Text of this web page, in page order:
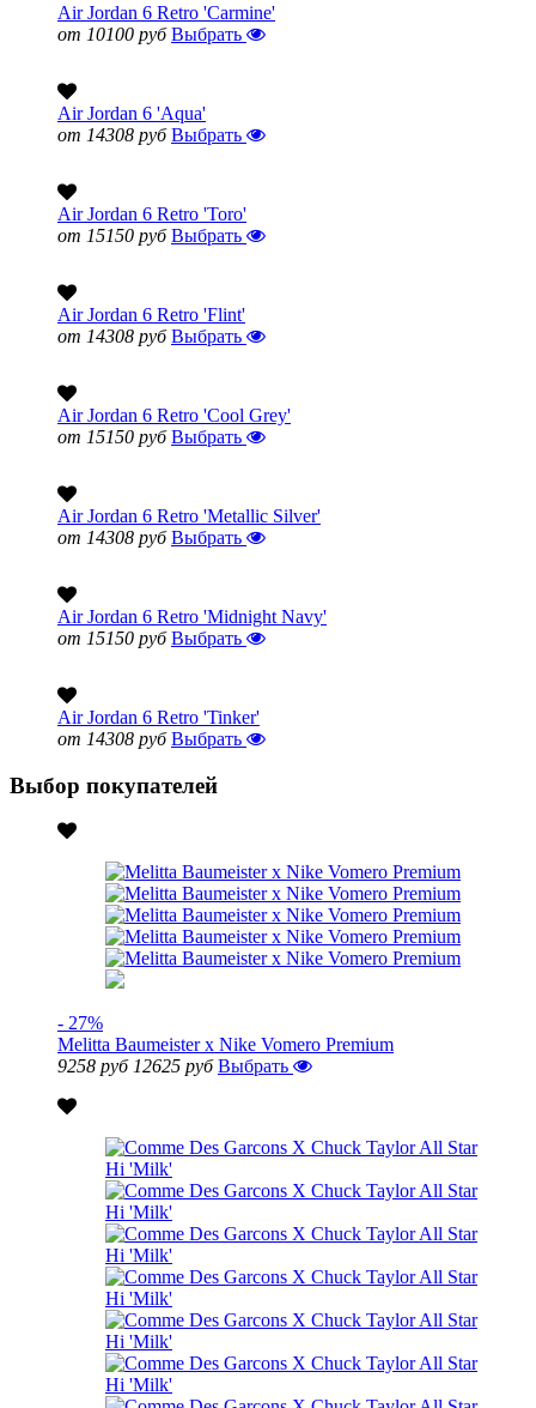
Air Jordan 6 Retro 'Carmine'
от 10100 руб Выбрать
Air Jordan 6 'Aqua'
от 14308 руб Выбрать
Air Jordan 6 Retro 'Toro'
от 15150 руб Выбрать
Air Jordan 6 Retro 'Flint'
от 14308 руб Выбрать
Air Jordan 6 Retro 'Cool Grey'
от 15150 руб Выбрать
Air Jordan 6 Retro 'Metallic Silver'
от 14308 руб Выбрать
Air Jordan 6 Retro 'Midnight Navy'
от 15150 руб Выбрать
Air Jordan 6 Retro 'Tinker'
от 14308 руб Выбрать
Выбор покупателей
- 27%
Melitta Baumeister x Nike Vomero Premium
9258 руб 12625 руб Выбрать